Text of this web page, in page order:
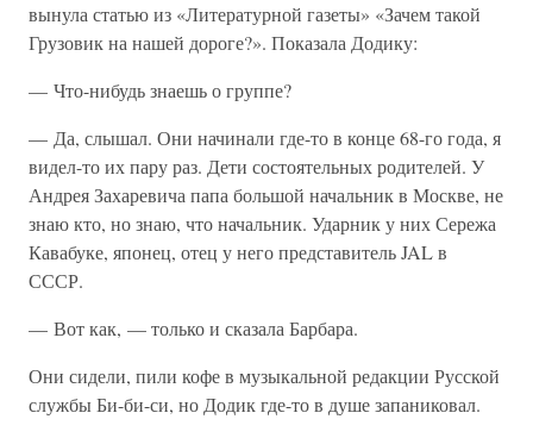
вынула статью из «Литературной газеты» «Зачем такой
Грузовик на нашей дороге?». Показала Додику:
— Что-нибудь знаешь о группе?
— Да, слышал. Они начинали где-то в конце 68-го года, я
видел-то их пару раз. Дети состоятельных родителей. У
Андрея Захаревича папа большой начальник в Москве, не
знаю кто, но знаю, что начальник. Ударник у них Сережа
Кавабуке, японец, отец у него представитель JAL в
СССР.
— Вот как, — только и сказала Барбара.
Они сидели, пили кофе в музыкальной редакции Русской
службы Би-би-си, но Додик где-то в душе запаниковал.